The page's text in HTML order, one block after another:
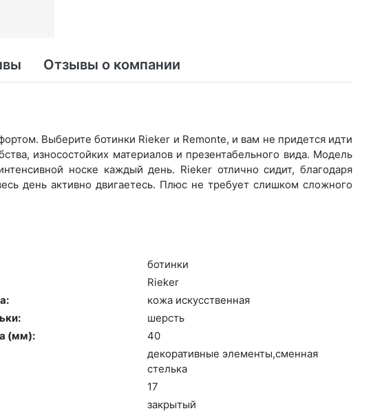
Отзывы о компании
Выберите бо­тин­ки Rieker и Remonte, и вам не придется идти
износостойких материалов и презентабельного вида. Модель
носке каждый день. Ri­eker отлично сидит, благодаря
день активно двигаетесь. Плюс не требует слишком сложного
бо­тин­ки
Ri­eker
ко­жа ис­кусс­твен­ная
шерсть
(мм):
40
де­кора­тив­ные эле­мен­ты,смен­ная
стель­ка
17
зак­ры­тый